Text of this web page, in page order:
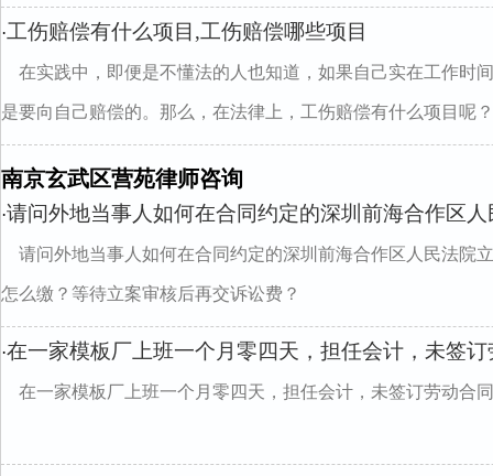
·工伤赔偿有什么项目,工伤赔偿哪些项目
在实践中，即便是不懂法的人也知道，如果自己实在工作时
是要向自己赔偿的。那么，在法律上，工伤赔偿有什么项目呢
南京玄武区营苑律师咨询
·请问外地当事人如何在合同约定的深圳前海合作区
请问外地当事人如何在合同约定的深圳前海合作区人民法院
怎么缴？等待立案审核后再交诉讼费？
·在一家模板厂上班一个月零四天，担任会计，未签
在一家模板厂上班一个月零四天，担任会计，未签订劳动合